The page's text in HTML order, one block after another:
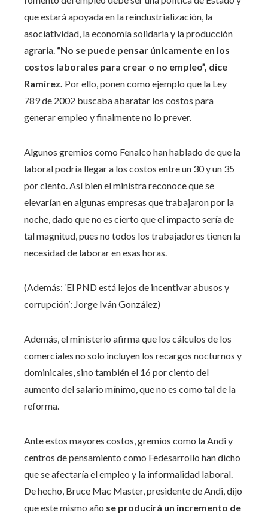
que estará apoyada en la reindustrialización, la
asociatividad, la economía solidaria y la producción
agraria. “No se puede pensar únicamente en los
costos laborales para crear o no empleo”, dice
Ramírez. Por ello, ponen como ejemplo que la Ley
789 de 2002 buscaba abaratar los costos para
generar empleo y finalmente no lo prever.
Algunos gremios como Fenalco han hablado de que la
laboral podría llegar a los costos entre un 30 y un 35
por ciento. Así bien el ministra reconoce que se
elevarían en algunas empresas que trabajaron por la
noche, dado que no es cierto que el impacto sería de
tal magnitud, pues no todos los trabajadores tienen la
necesidad de laborar en esas horas.
(Además: ‘El PND está lejos de incentivar abusos y
corrupción’: Jorge Iván González)
Además, el ministerio afirma que los cálculos de los
comerciales no solo incluyen los recargos nocturnos y
dominicales, sino también el 16 por ciento del
aumento del salario mínimo, que no es como tal de la
reforma.
Ante estos mayores costos, gremios como la Andi y
centros de pensamiento como Fedesarrollo han dicho
que se afectaría el empleo y la informalidad laboral.
De hecho, Bruce Mac Master, presidente de Andi, dijo
que este mismo año se producirá un incremento de